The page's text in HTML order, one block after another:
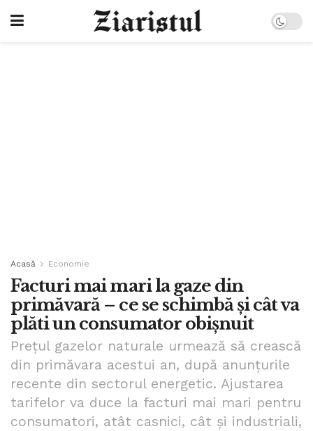
Acasă Economie
Facturi mai mari la gaze din
primăvară – ce se schimbă și cât va
plăti un consumator obișnuit
Prețul gazelor naturale urmează să crească
din primăvara acestui an, după anunțurile
recente din sectorul energetic. Ajustarea
tarifelor va duce la facturi mai mari pentru
consumatori, atât casnici, cât și industriali,